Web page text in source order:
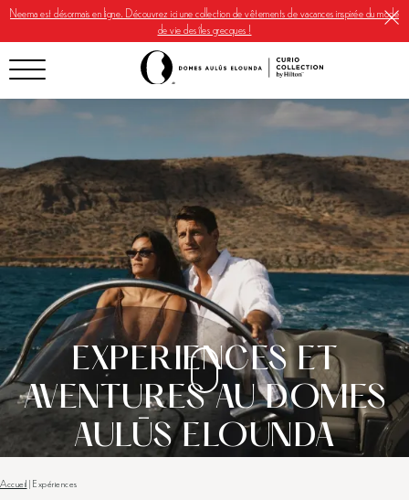
Neema est désormais en ligne. Découvrez ici une collection de vêtements de vacances inspirée du mode
de vie des îles grecques !
EXPERIENCES ET
AVENTURES AU DOMES
AULŪS ELOUNDA
Accueil | Expériences